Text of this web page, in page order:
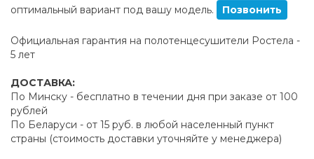
оптимальный вариант под вашу модель.
Позвонить
Официальная гарантия на полотенцесушители Ростела -
5 лет
ДОСТАВКА:
По Минску - бесплатно в течении дня при заказе от 100
рублей
По Беларуси - от 15 руб. в любой населенный пункт
страны (стоимость доставки уточняйте у менеджера)